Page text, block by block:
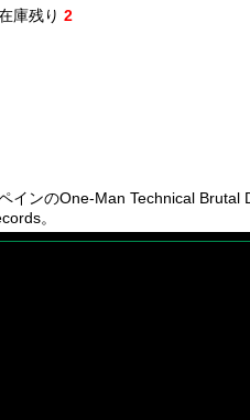
庫残り 2
インのOne-Man Technical
。